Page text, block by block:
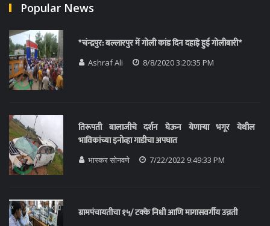
Popular News
*चंन्द्रपुर: बल्लारपुर में गोली कांड दिन दहाड़े हुई गोलीबारी*
Ashraf Ali 8/8/2020 3:20:35 PM
तिरूपती बालाजीचे दर्शन घेऊन येणाऱ्या भगूर येथील
भाविकांच्या इनोव्हा गाडीचा अपघात
भास्कर सोनवणे 7/22/2022 9:49:33 PM
ग्रामपंचायतीचा १५/ टक्के निधी आणि मागासवर्गीय उन्नती